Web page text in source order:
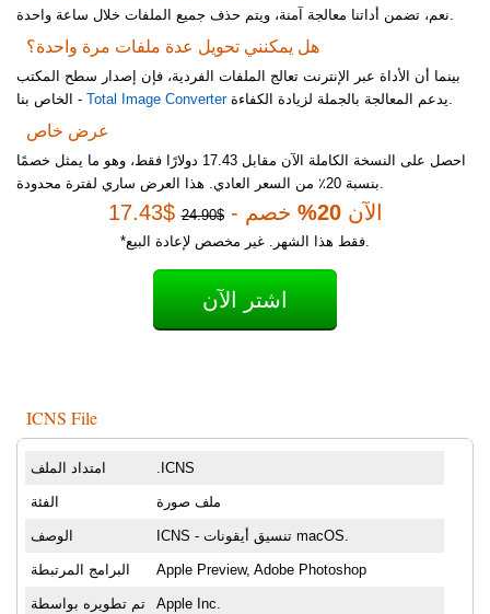
نعم، تضمن أداتنا معالجة آمنة، ويتم حذف جميع الملفات خلال ساعة واحدة.
هل يمكنني تحويل عدة ملفات مرة واحدة؟
بينما أن الأداة عبر الإنترنت تعالج الملفات الفردية، فإن إصدار سطح المكتب
الخاص بنا - Total Image Converter يدعم المعالجة بالجملة لزيادة الكفاءة.
عرض خاص
احصل على النسخة الكاملة الآن مقابل 17.43 دولارًا فقط، وهو ما يمثل خصمًا
بنسبة 20٪ من السعر العادي. هذا العرض ساري لفترة محدودة.
الآن20% خصم -$24.90
$17.43
*فقط هذا الشهر. غير مخصص لإعادة البيع.
اشتر الآن
ICNS File
امتداد الملف .ICNS
الفئة ملف صورة
الوصف ICNS - تنسيق أيقونات macOS.
البرامج المرتبطة Apple Preview, Adobe Photoshop
تم تطويره بواسطة Apple Inc.